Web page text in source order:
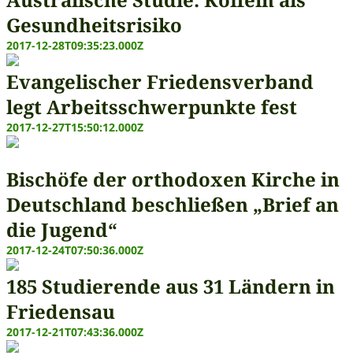
Gesundheitsrisiko
2017-12-28T09:35:23.000Z
Evangelischer Friedensverband
legt Arbeitsschwerpunkte fest
2017-12-27T15:50:12.000Z
Bischöfe der orthodoxen Kirche in
Deutschland beschließen „Brief an
die Jugend“
2017-12-24T07:50:36.000Z
185 Studierende aus 31 Ländern in
Friedensau
2017-12-21T07:43:36.000Z